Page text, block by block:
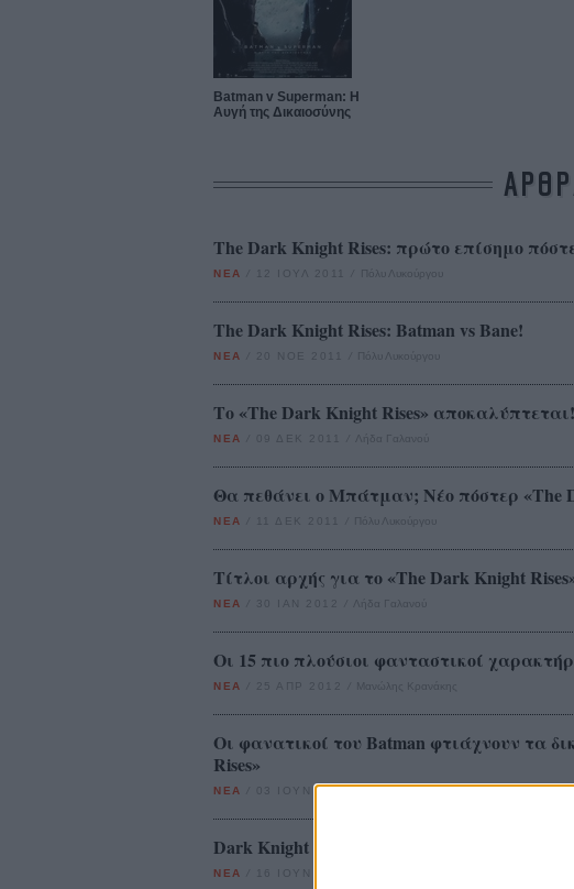
Batman v Superman: Η
Αυγή της Δικαιοσύνης
The Dark Knight Rises: πρώτο επίσημο
ΝΕΑ 12 ΙΟΥΛ 2011 Πόλυ Λυκούργου
The Dark Knight Rises: Batman vs Bane!
ΝΕΑ 20 ΝΟΕ 2011 Πόλυ Λυκούργου
Το «The Dark Knight Rises» αποκαλύπτεται!
ΝΕΑ 09 ΔΕΚ 2011 Λήδα Γαλανού
Θα πεθάνει ο Μπάτμαν; Νέο πόστερ «The
ΝΕΑ 11 ΔΕΚ 2011 Πόλυ Λυκούργου
Τίτλοι αρχής για το «The Dark Knight
ΝΕΑ 30 ΙΑΝ 2012 Λήδα Γαλανού
Οι 15 πιο πλούσιοι φανταστικοί
ΝΕΑ 25 ΑΠΡ 2012 Μανώλης Κρανάκης
Οι φανατικοί του Batman φτιάχνουν τα
Rises»
ΝΕΑ 03 ΙΟΥΝ 2012/ Πόλυ Λυκούργου
Dark Knight Rises teaser: «Get me back in the
ΝΕΑ 16 ΙΟΥΝ 2012